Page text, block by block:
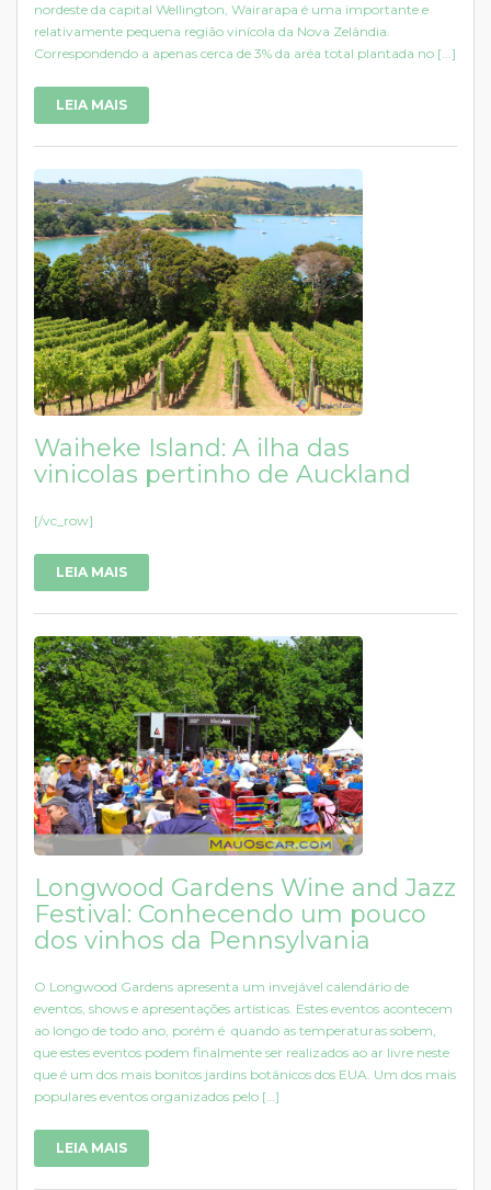
nordeste da capital Wellington, Wairarapa é uma importante e
relativamente pequena região vinícola da Nova Zelândia.
Correspondendo a apenas cerca de 3% da aréa total plantada no [...]
LEIA MAIS
Waiheke Island: A ilha das
vinicolas pertinho de Auckland
[/vc_row]
LEIA MAIS
Longwood Gardens Wine and Jazz
Festival: Conhecendo um pouco
dos vinhos da Pennsylvania
O Longwood Gardens apresenta um invejável calendário de
eventos, shows e apresentações artísticas. Estes eventos acontecem
ao longo de todo ano, porém é quando as temperaturas sobem,
que estes eventos podem finalmente ser realizados ao ar livre neste
que é um dos mais bonitos jardins botânicos dos EUA. Um dos mais
populares eventos organizados pelo […]
LEIA MAIS